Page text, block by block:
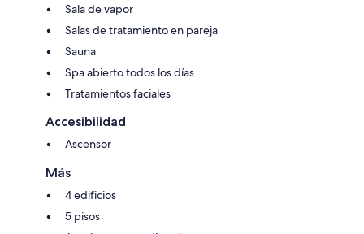
Sala de vapor
Salas de tratamiento en pareja
Sauna
Spa abierto todos los días
Tratamientos faciales
Accesibilidad
Ascensor
Más
4 edificios
5 pisos